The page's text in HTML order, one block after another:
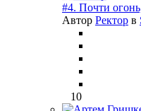
#4. Почти
Автор Ректор в
10